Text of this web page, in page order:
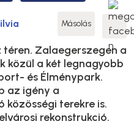
Másolás
Zalaegerszegen a
közül a két legnagyobb
és Élménypark.
az igény a
terekre is.
rekonstrukció.